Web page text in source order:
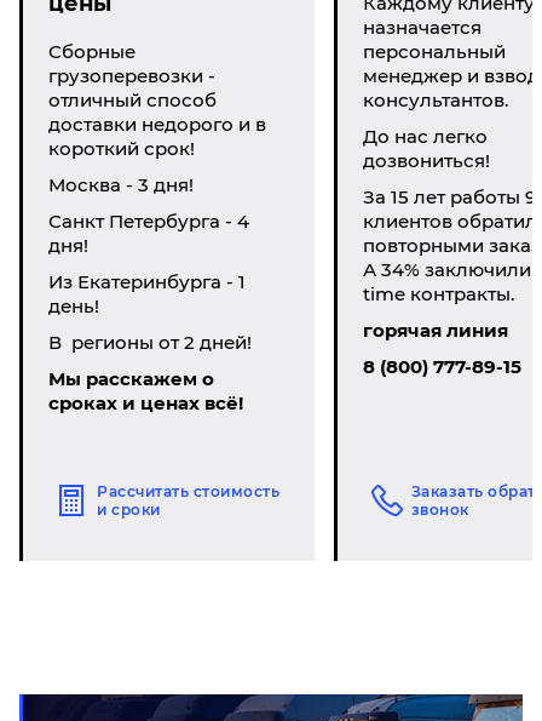
Сборные
грузоперевозки -
отличный способ
доставки недорого и в
короткий срок!
Москва - 3 дня!
Санкт Петербурга - 4
дня!
Из Екатеринбурга - 1
день!
В регионы от 2 дней!
Мы расскажем о
сроках и ценах всё!
Рассчитать стоимость
и сроки
назначается
персональный
менеджер и взвод
консультантов.
До нас легко
дозвониться!
За 15 лет работы
клиентов
повторными
А 34% заключили
time контракты.
горячая линия
8 (800) 777-89-15
Заказать
звонок